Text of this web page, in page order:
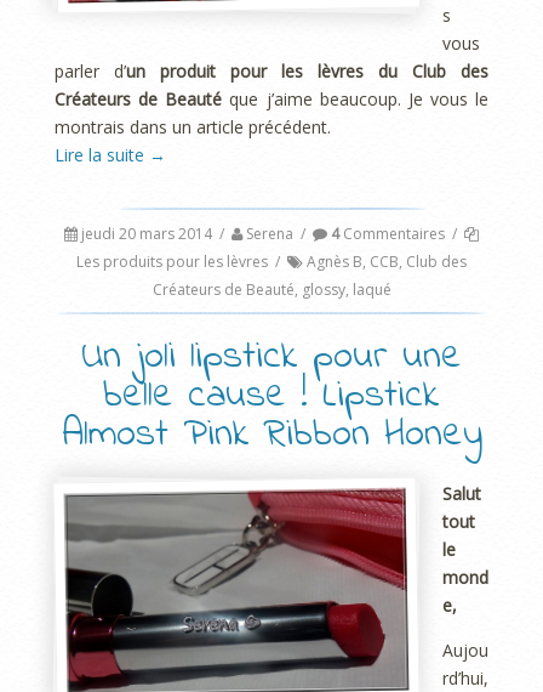
s
vous
parler d’un produit pour les lèvres du Club des
Créateurs de Beauté que j’aime beaucoup. Je vous le
montrais dans un article précédent.
Lire la suite →
jeudi 20 mars 2014 / Serena / 4Commentaires /
Les produits pour les lèvres / Agnès B, CCB, Club des
Créateurs de Beauté, glossy, laqué
Un joli lipstick pour une
belle cause ! Lipstick
Almost Pink Ribbon Honey
Salut
tout
le
mond
e,
Aujou
rd’hui,